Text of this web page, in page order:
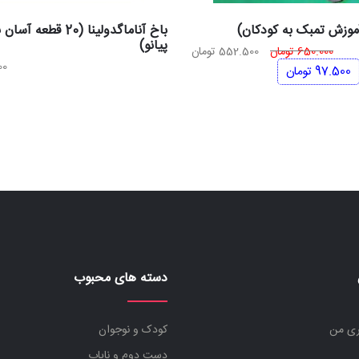
تمبک به کودکان)
650.000تومان قیمت
552.500 تومان قیمت
97.500 تومان
باخ آناماگدولینا (20
پیانو)
من
دسته های محبوب
کودک و نوجوان